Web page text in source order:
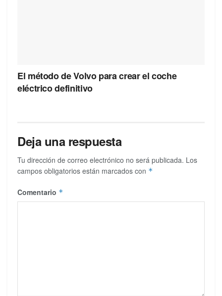
El método de Volvo para crear el coche
eléctrico definitivo
Deja una respuesta
Tu dirección de correo electrónico no será publicada. Los
campos obligatorios están marcados con *
Comentario *